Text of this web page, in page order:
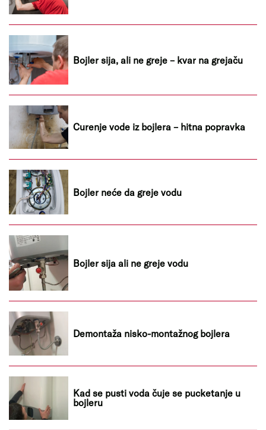
Bojler sija, ali ne greje – kvar na grejaču
Curenje vode iz bojlera – hitna popravka
Bojler neće da greje vodu
Bojler sija ali ne greje vodu
Demontaža nisko-montažnog bojlera
Kad se pusti voda čuje se pucketanje u
bojleru